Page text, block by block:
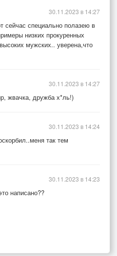
сейчас специально полазею в
низких прокуренных
мужских.. уверена,что
30.11.2023 в 14:27
жвачка, дружба х*ль!)
30.11.2023 в 14:27
так тем
30.11.2023 в 14:24
написано??
30.11.2023 в 14:23